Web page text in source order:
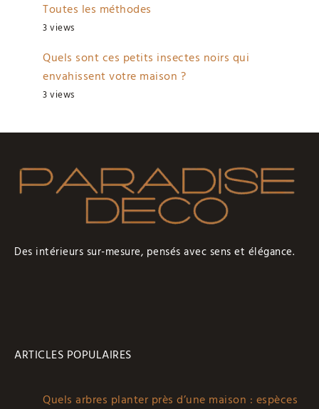
Toutes les méthodes
3 views
Quels sont ces petits insectes noirs qui
envahissent votre maison ?
3 views
Des intérieurs sur-mesure, pensés avec sens et élégance.
ARTICLES POPULAIRES
Quels arbres planter près d’une maison : espèces